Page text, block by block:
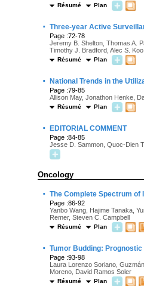
Résumé Plan
· Three-year Active
Page :72-78
Jeremy B. Shelton, Thomas A.
Timothy J. Bradford, Alec S.
Résumé Plan
· National Trends in the
Page :79-85
Allison May, Jonathon Henke,
Résumé Plan
· EDITORIAL COMMENT
Page :84-85
Jesse D. Sammon, Quoc-Dien
Oncology
· The Complete Spectrum
Page :86-92
Yanbo Wang, Hajime Tanaka,
Remer, Steven C. Campbell
Résumé Plan
· Tumor Budding:
Page :93-98
Laura Lorenzo Soriano,
Moreno, David Ramos Soler
Résumé Plan